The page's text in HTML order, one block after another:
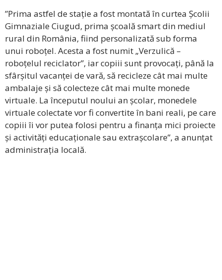
”Prima astfel de stație a fost montată în curtea Școlii
Gimnaziale Ciugud, prima școală smart din mediul
rural din România, fiind personalizată sub forma
unui roboțel. Acesta a fost numit „Verzulică –
roboțelul reciclator”, iar copiii sunt provocați, până la
sfârșitul vacanței de vară, să recicleze cât mai multe
ambalaje și să colecteze cât mai multe monede
virtuale. La începutul noului an școlar, monedele
virtuale colectate vor fi convertite în bani reali, pe care
copiii îi vor putea folosi pentru a finanța mici proiecte
și activități educaționale sau extrașcolare”, a anunțat
administrația locală.